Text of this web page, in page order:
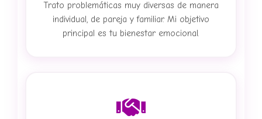
Trato problemáticas muy diversas de manera
individual, de pareja y familiar. Mi objetivo
principal es tu bienestar emocional.